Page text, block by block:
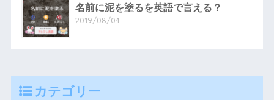
名前に泥を塗るを英語で言える？
2019/08/04
カテゴリー